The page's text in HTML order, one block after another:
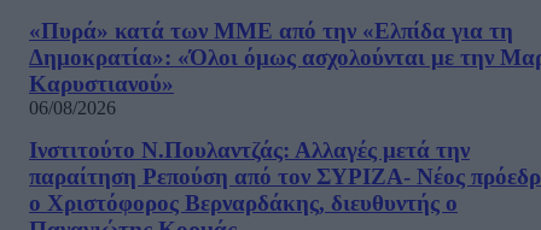
«Πυρά» κατά των ΜΜΕ από την «Ελπίδα για τη
Δημοκρατία»: «Όλοι όμως ασχολούνται με την
Καρυστιανού»
06/08/2026
Ινστιτούτο Ν.Πουλαντζάς: Αλλαγές μετά την
παραίτηση Ρεπούση από τον ΣΥΡΙΖΑ- Νέος
ο Χριστόφορος Βερναρδάκης, διευθυντής ο